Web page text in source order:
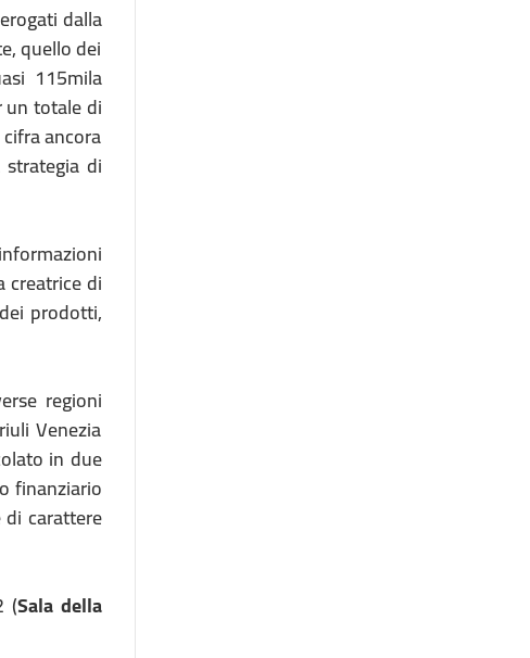
dalla
quello dei
115mila
un totale di
ancora
di
creatrice di
prodotti,
regioni
Venezia
in due
finanziario
carattere
(Sala della